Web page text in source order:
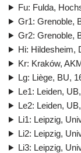
Fu: Fulda,
Gr1: Grenoble,
Gr2: Grenoble,
Hi: Hildesheim,
Kr: Kraków,
Lg: Liège, BU,
Le1: Leiden,
Le2: Leiden,
Li1: Leipzig,
Li2: Leipzig,
Li3: Leipzig,